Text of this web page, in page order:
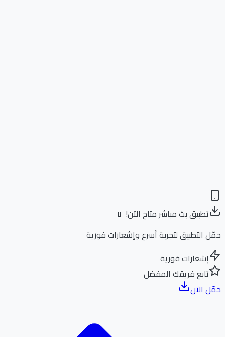
تطبيق بث مباشر متاح الآن! 📱
التطبيق لتجربة أسرع وإشعارات فورية
إشعارات فورية
تابع فريقك المفضل
الآن